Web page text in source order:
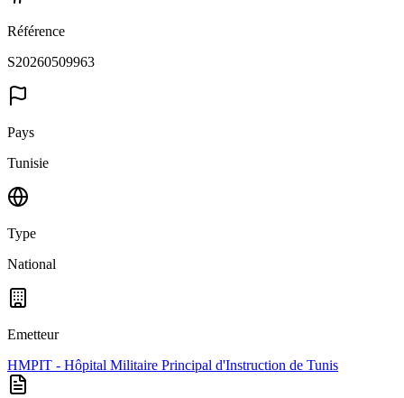
Référence
S20260509963
Pays
Tunisie
Type
National
Emetteur
HMPIT - Hôpital Militaire Principal d'Instruction de Tunis